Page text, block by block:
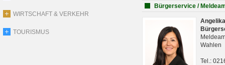
WIRTSCHAFT & VERKEHR
TOURISMUS
Bürgerservice /
Wahlen
Tel.: